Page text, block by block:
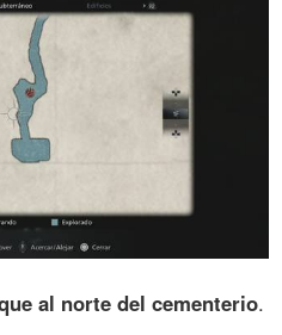
al norte del cementerio.